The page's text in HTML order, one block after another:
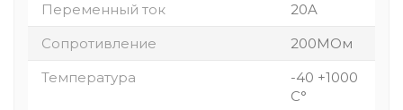
Переменный ток
20A
Сопротивление
200MОм
Температура
-40 +1000
С°